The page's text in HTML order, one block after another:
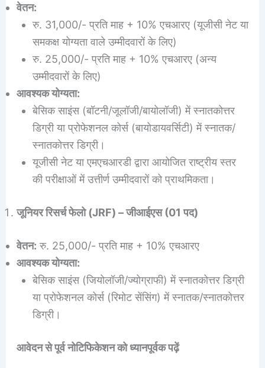
वेतन:
रु. 31,000/- प्रति माह + 10% एचआरए (यूजीसी नेट या
समकक्ष योग्यता वाले उम्मीदवारों के लिए)
रु. 25,000/- प्रति माह + 10% एचआरए (अन्य
उम्मीदवारों के लिए)
आवश्यक योग्यता:
बेसिक साइंस (बॉटनी/जूलॉजी/बायोलॉजी) में स्नातकोत्तर
डिग्री या प्रोफेशनल कोर्स (बायोडायवर्सिटी) में स्नातक/
स्नातकोत्तर डिग्री।
यूजीसी नेट या एमएचआरडी द्वारा आयोजित राष्ट्रीय स्तर
की परीक्षाओं में उत्तीर्ण उम्मीदवारों को प्राथमिकता।
जूनियर रिसर्च फेलो (JRF) – जीआईएस (01 पद)
वेतन: रु. 25,000/- प्रति माह + 10% एचआरए
आवश्यक योग्यता:
बेसिक साइंस (जियोलॉजी/ज्योग्राफी) में स्नातकोत्तर डिग्री
या प्रोफेशनल कोर्स (रिमोट सेंसिंग) में स्नातक/स्नातकोत्तर
डिग्री।
आवेदन से पूर्व नोटिफिकेशन को ध्यानपूर्वक पढ़ें